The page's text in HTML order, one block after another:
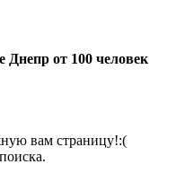
Днепр от 100 человек
вам страницу!:(